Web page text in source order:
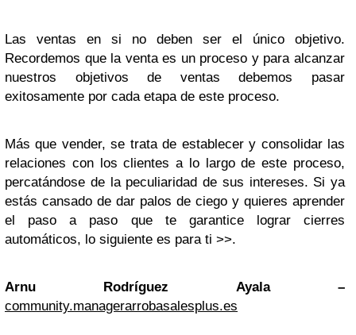
Las ventas en si no deben ser el único objetivo.
Recordemos que la venta es un proceso y para alcanzar
nuestros objetivos de ventas debemos pasar
exitosamente por cada etapa de este proceso.
Más que vender, se trata de establecer y consolidar las
relaciones con los clientes a lo largo de este proceso,
percatándose de la peculiaridad de sus intereses. Si ya
estás cansado de dar palos de ciego y quieres aprender
el paso a paso que te garantice lograr cierres
automáticos, lo siguiente es para ti >>.
Arnu Rodríguez Ayala –
community.managerarrobasalesplus.es